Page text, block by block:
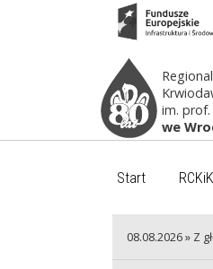
im.
we
Start RCKiK
08.08.2026 » Z